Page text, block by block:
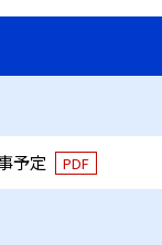
予定 PDF